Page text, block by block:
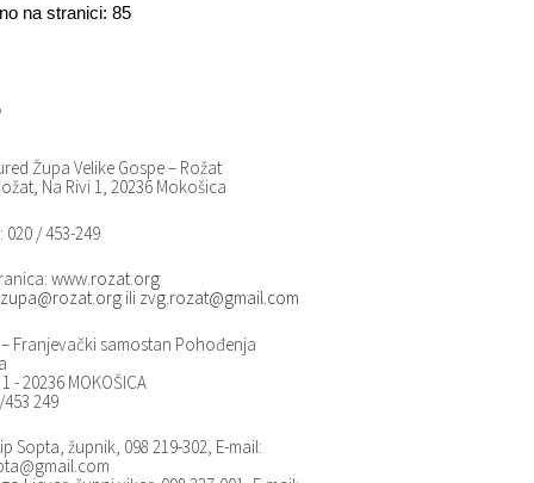
na stranici: 85
Župa Velike Gospe – Rožat
Na Rivi 1, 20236 Mokošica
020 / 453-249
www.rozat.org
zupa@rozat.org ili zvg.rozat@gmail.com
– Franjevački samostan Pohođenja
- 20236 MOKOŠICA
249
Sopta, župnik, 098 219-302, E-mail: